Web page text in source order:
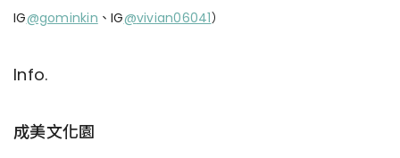
IG@gominkin 、IG@vivian06041）
Info.
成美文化園